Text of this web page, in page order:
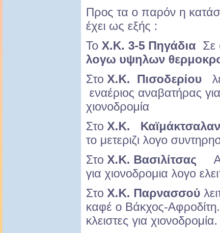
Προς τα ο παρόν η
έχει ως εξής :
Το Χ.Κ. 3-5 Πηγάδια Σε
λογω υψηλων
Στο Χ.Κ. Πισοδερίου
εναέριος αναβατήρας
χιονοδρομία
Στο Χ.Κ. Καϊμάκτσαλαν
το μετεριζι λογο
Στο Χ.Κ. Βασιλίτσας
για χιονοδρομια λογο
Στο Χ.Κ. Παρνασσού
καφέ ο Βάκχος-Αφροδίτη.
κλειστες για